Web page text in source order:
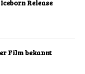
Release
Film bekannt